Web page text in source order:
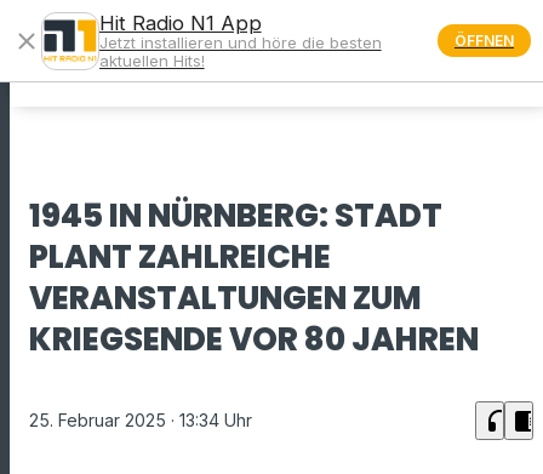
menu
1945 IN NÜRNBERG: STADT
PLANT ZAHLREICHE
VERANSTALTUNGEN ZUM
KRIEGSENDE VOR 80 JAHREN
25. Februar 2025 · 13:34 Uhr headphones chrome_reader_mode
close
Hit Radio N1 App
Jetzt installieren und höre die besten
aktuellen Hits!
ÖFFNEN